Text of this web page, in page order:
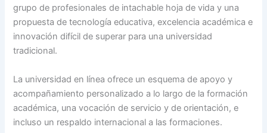
grupo de profesionales de intachable hoja de vida y una
propuesta de tecnología educativa, excelencia académica e
innovación difícil de superar para una universidad
tradicional.
La universidad en línea ofrece un esquema de apoyo y
acompañamiento personalizado a lo largo de la formación
académica, una vocación de servicio y de orientación, e
incluso un respaldo internacional a las formaciones.